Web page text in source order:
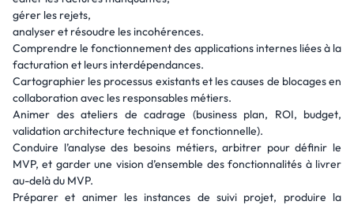
gérer les rejets,
analyser et résoudre les incohérences.
Comprendre le fonctionnement des applications internes liées à la
facturation et leurs interdépendances.
Cartographier les processus existants et les causes de blocages en
collaboration avec les responsables métiers.
Animer des ateliers de cadrage (business plan, ROI, budget,
validation architecture technique et fonctionnelle).
Conduire l’analyse des besoins métiers, arbitrer pour définir le
MVP, et garder une vision d’ensemble des fonctionnalités à livrer
au-delà du MVP.
Préparer et animer les instances de suivi projet, produire la